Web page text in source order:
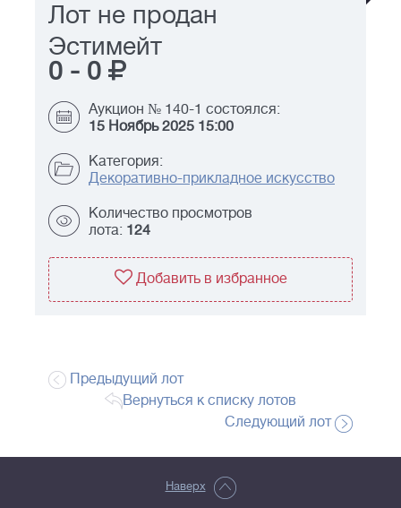
Лот не продан
Эстимейт
0 - 0
Аукцион № 140-1 состоялся:
15 Ноябрь 2025 15:00
Категория:
Декоративно-прикладное искусство
Количество просмотров
лота: 124
Добавить в избранное
Предыдущий лот
Вернуться к списку лотов
Следующий лот
Наверх